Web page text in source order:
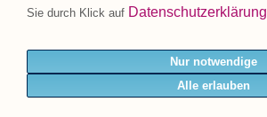
Sie durch Klick auf Datenschutzerklärung
Nur notwendige
Alle erlauben